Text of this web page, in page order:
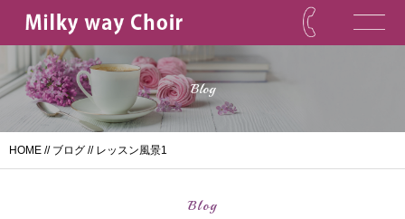
Blog
HOME // ブログ // レッスン風景1
Blog